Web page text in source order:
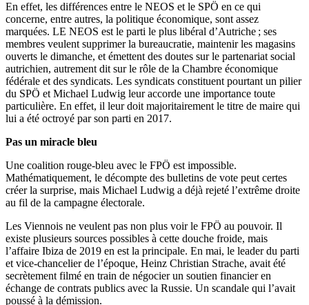
En effet, les différences entre le NEOS et le SPÖ en ce qui
concerne, entre autres, la politique économique, sont assez
marquées. LE NEOS est le parti le plus libéral d’Autriche ; ses
membres veulent supprimer la bureaucratie, maintenir les magasins
ouverts le dimanche, et émettent des doutes sur le partenariat social
autrichien, autrement dit sur le rôle de la Chambre économique
fédérale et des syndicats. Les syndicats constituent pourtant un pilier
du SPÖ et Michael Ludwig leur accorde une importance toute
particulière. En effet, il leur doit majoritairement le titre de maire qui
lui a été octroyé par son parti en 2017.
Pas un miracle bleu
Une coalition rouge-bleu avec le FPÖ est impossible.
Mathématiquement, le décompte des bulletins de vote peut certes
créer la surprise, mais Michael Ludwig a déjà rejeté l’extrême droite
au fil de la campagne électorale.
Les Viennois ne veulent pas non plus voir le FPÖ au pouvoir. Il
existe plusieurs sources possibles à cette douche froide, mais
l’affaire Ibiza de 2019 en est la principale. En mai, le leader du parti
et vice-chancelier de l’époque, Heinz Christian Strache, avait été
secrètement filmé en train de négocier un soutien financier en
échange de contrats publics avec la Russie. Un scandale qui l’avait
poussé à la démission.